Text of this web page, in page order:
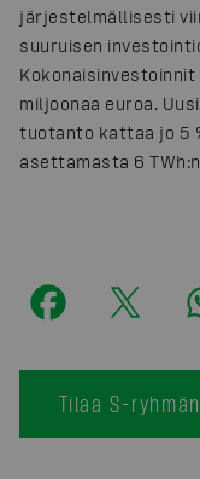
järjestelmällisesti
suuruisen
miljoonaa euroa.
tuotanto kattaa jo 5
asettamasta 6
Tilaa S-